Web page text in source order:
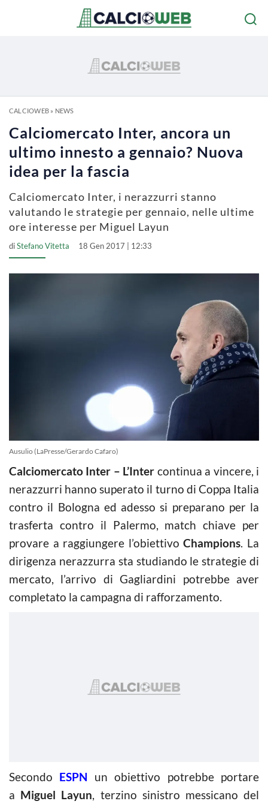
CALCIOWEB» NEWS
Calciomercato Inter, ancora un
ultimo innesto a gennaio? Nuova
idea per la fascia
Calciomercato Inter, i nerazzurri stanno
valutando le strategie per gennaio, nelle ultime
ore interesse per Miguel Layun
diStefano Vitetta 18 Gen 2017 | 12:33
Ausulio (LaPresse/Gerardo Cafaro)
Calciomercato Inter – L’Inter continua a vincere, i
nerazzurri hanno superato il turno di Coppa Italia
contro il Bologna ed adesso si preparano per la
trasferta contro il Palermo, match chiave per
provare a raggiungere l’obiettivoChampions. La
dirigenza nerazzurra sta studiando le strategie di
mercato, l’arrivo di Gagliardini potrebbe aver
completato la campagna di rafforzamento.
Secondo ESPN un obiettivo potrebbe portare
a Miguel Layun, terzino sinistro messicano del